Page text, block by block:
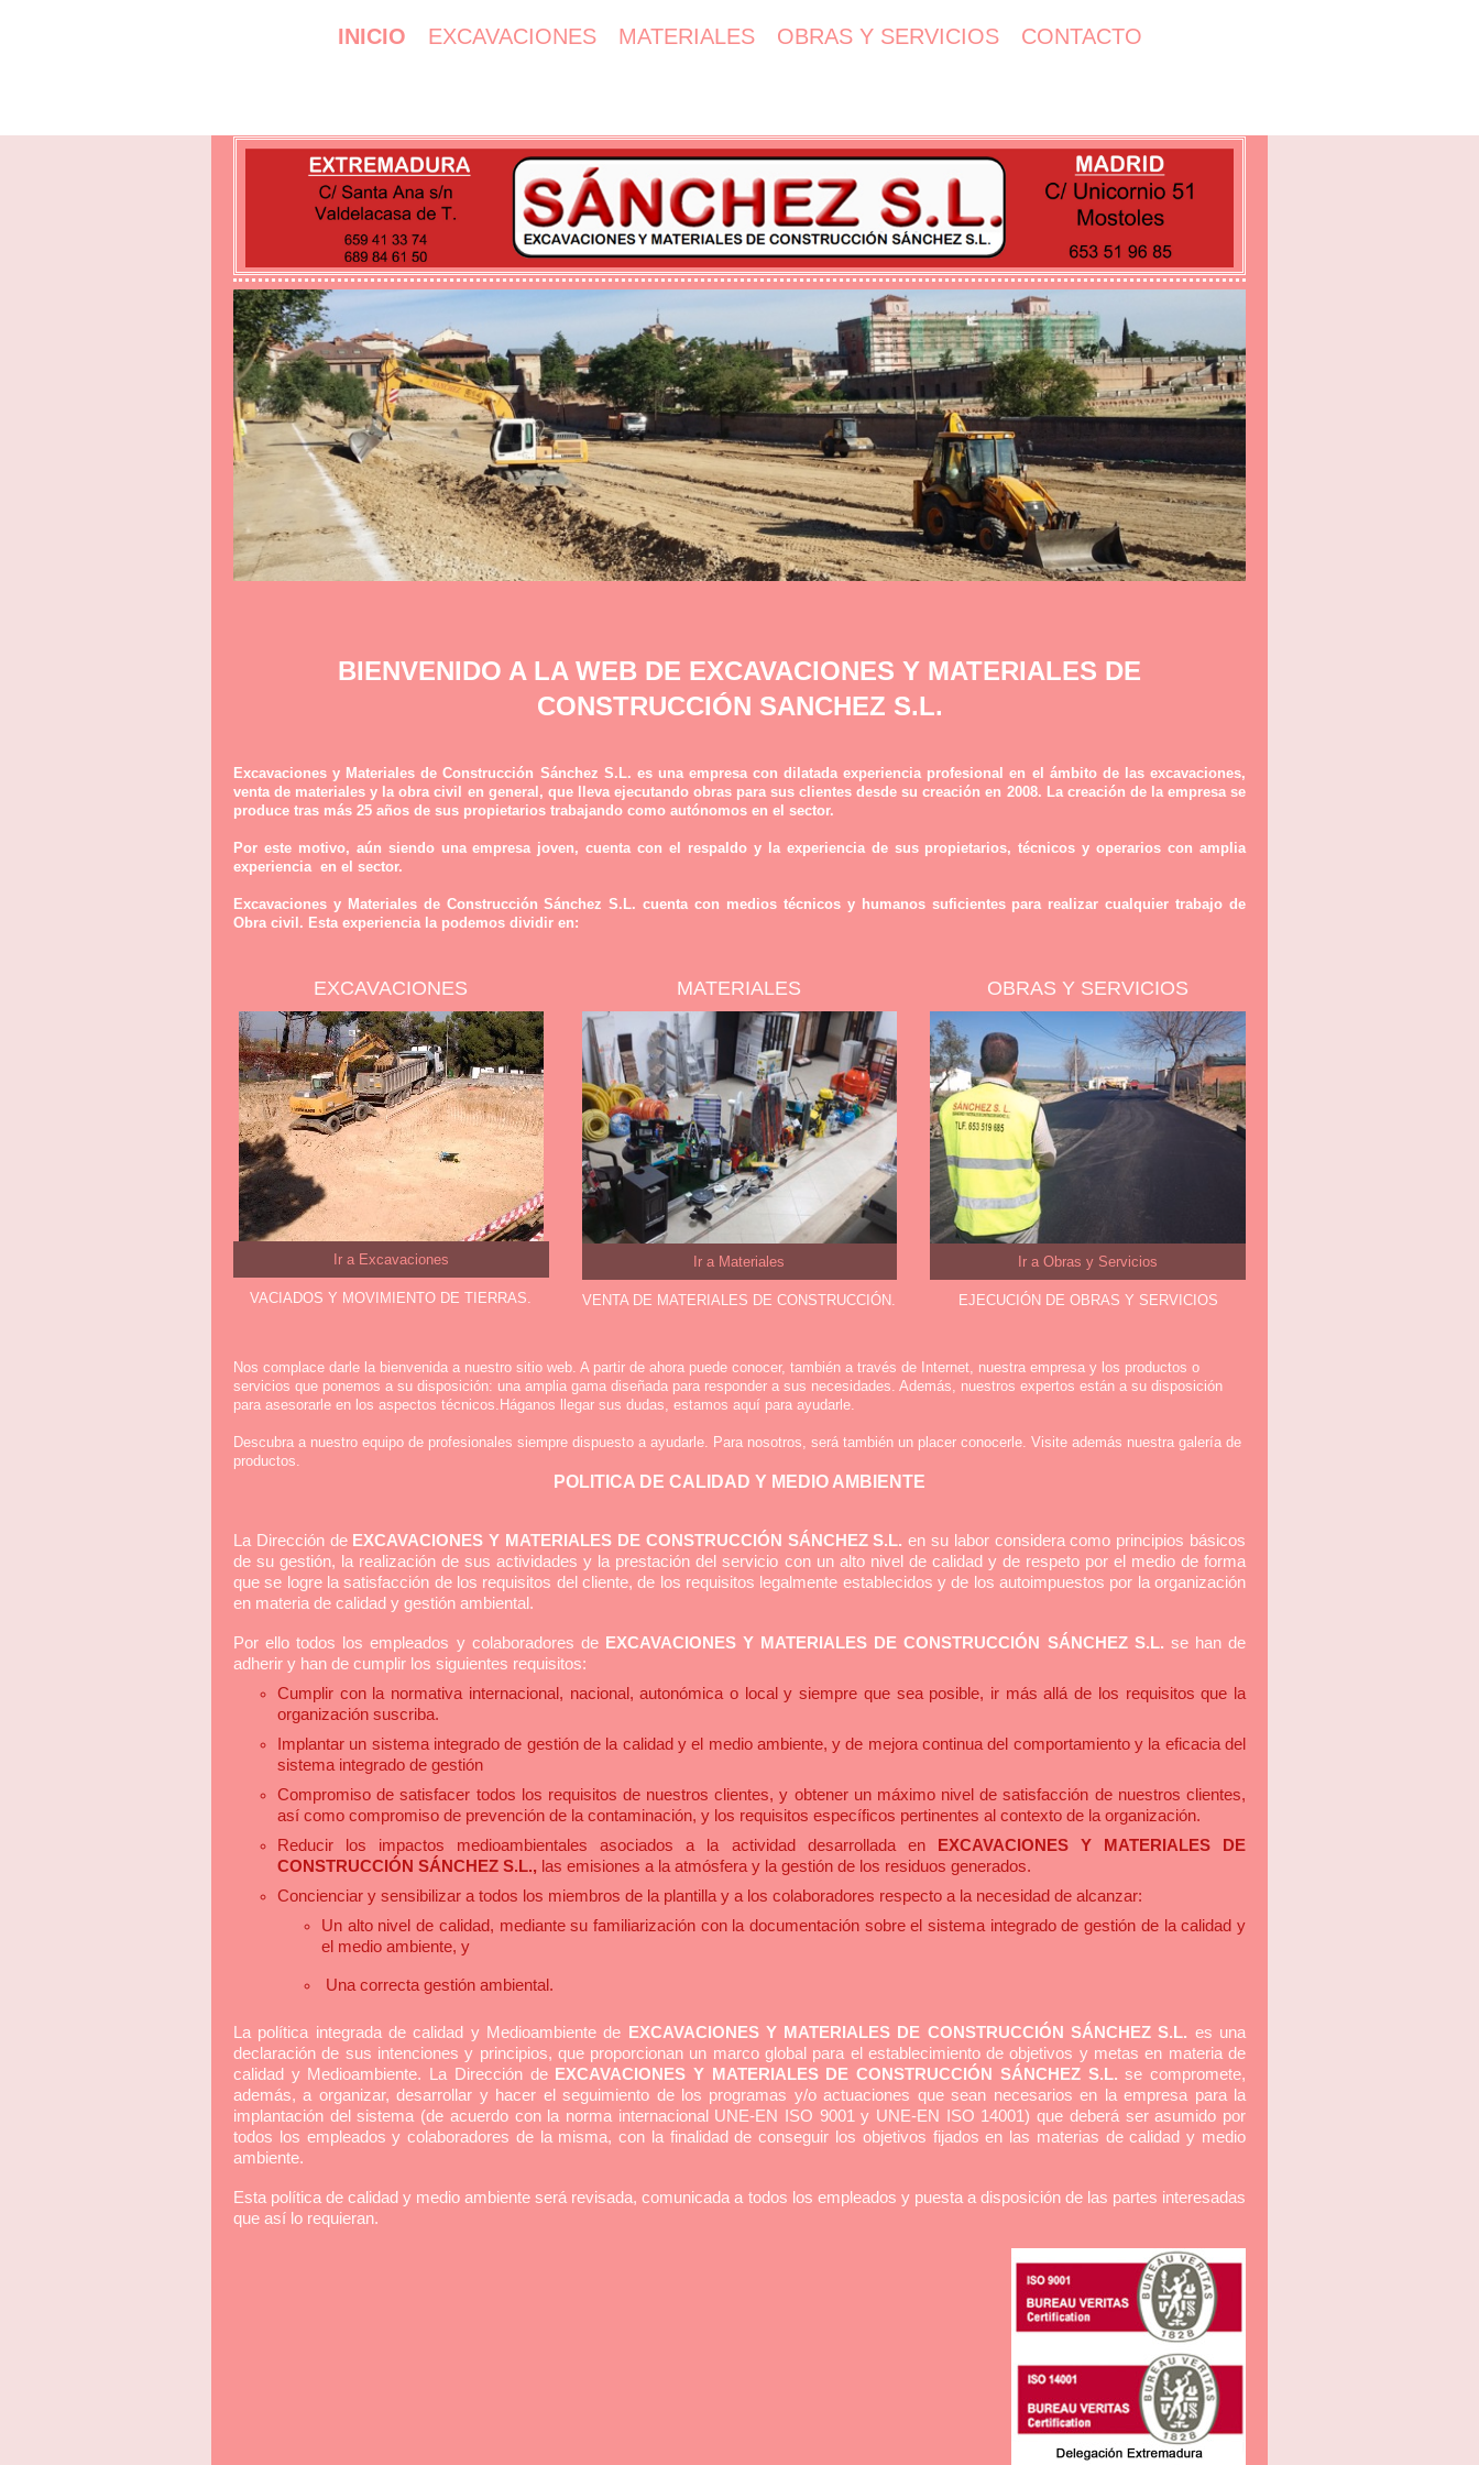
INICIO EXCAVACIONES MATERIALES OBRAS Y SERVICIOS CONTACTO
BIENVENIDO A LA WEB DE EXCAVACIONES Y MATERIALES DE
CONSTRUCCIÓN SANCHEZ S.L.
Excavaciones y Materiales de Construcción Sánchez S.L. es una empresa con dilatada experiencia profesional en el ámbito de las excavaciones,
venta de materiales y la obra civil en general, que lleva ejecutando obras para sus clientes desde su creación en 2008. La creación de la empresa se
produce tras más 25 años de sus propietarios trabajando como autónomos en el sector.
Por este motivo, aún siendo una empresa joven, cuenta con el respaldo y la experiencia de sus propietarios, técnicos y operarios con amplia
experiencia  en el sector.
Excavaciones y Materiales de Construcción Sánchez S.L. cuenta con medios técnicos y humanos suficientes para realizar cualquier trabajo de
Obra civil. Esta experiencia la podemos dividir en:
EXCAVACIONES
Ir a Excavaciones
VACIADOS Y MOVIMIENTO DE TIERRAS.
MATERIALES
Ir a Materiales
VENTA DE MATERIALES DE CONSTRUCCIÓN.
OBRAS Y SERVICIOS
Ir a Obras y Servicios
EJECUCIÓN DE OBRAS Y SERVICIOS
Nos complace darle la bienvenida a nuestro sitio web. A partir de ahora puede conocer, también a través de Internet, nuestra empresa y los productos o
servicios que ponemos a su disposición: una amplia gama diseñada para responder a sus necesidades. Además, nuestros expertos están a su disposición
para asesorarle en los aspectos técnicos.Háganos llegar sus dudas, estamos aquí para ayudarle.
Descubra a nuestro equipo de profesionales siempre dispuesto a ayudarle. Para nosotros, será también un placer conocerle. Visite además nuestra galería de
productos.
POLITICA DE CALIDAD Y MEDIO AMBIENTE
La Dirección de EXCAVACIONES Y MATERIALES DE CONSTRUCCIÓN SÁNCHEZ S.L. en su labor considera como principios básicos
de su gestión, la realización de sus actividades y la prestación del servicio con un alto nivel de calidad y de respeto por el medio de forma
que se logre la satisfacción de los requisitos del cliente, de los requisitos legalmente establecidos y de los autoimpuestos por la organización
en materia de calidad y gestión ambiental.
Por ello todos los empleados y colaboradores de EXCAVACIONES Y MATERIALES DE CONSTRUCCIÓN SÁNCHEZ S.L. se han de
adherir y han de cumplir los siguientes requisitos:
Cumplir con la normativa internacional, nacional, autonómica o local y siempre que sea posible, ir más allá de los requisitos que la
organización suscriba.
Implantar un sistema integrado de gestión de la calidad y el medio ambiente, y de mejora continua del comportamiento y la eficacia del
sistema integrado de gestión
Compromiso de satisfacer todos los requisitos de nuestros clientes, y obtener un máximo nivel de satisfacción de nuestros clientes,
así como compromiso de prevención de la contaminación, y los requisitos específicos pertinentes al contexto de la organización.
Reducir los impactos medioambientales asociados a la actividad desarrollada en
EXCAVACIONES Y MATERIALES DE
CONSTRUCCIÓN SÁNCHEZ S.L., las emisiones a la atmósfera y la gestión de los residuos generados.
Concienciar y sensibilizar a todos los miembros de la plantilla y a los colaboradores respecto a la necesidad de alcanzar:
Un alto nivel de calidad, mediante su familiarización con la documentación sobre el sistema integrado de gestión de la calidad y
el medio ambiente, y
Una correcta gestión ambiental.
La política integrada de calidad y Medioambiente de EXCAVACIONES Y MATERIALES DE CONSTRUCCIÓN SÁNCHEZ S.L. es una
declaración de sus intenciones y principios, que proporcionan un marco global para el establecimiento de objetivos y metas en materia de
calidad y Medioambiente. La Dirección de EXCAVACIONES Y MATERIALES DE CONSTRUCCIÓN SÁNCHEZ S.L. se compromete,
además, a organizar, desarrollar y hacer el seguimiento de los programas y/o actuaciones que sean necesarios en la empresa para la
implantación del sistema (de acuerdo con la norma internacional UNE-EN ISO 9001 y UNE-EN ISO 14001) que deberá ser asumido por
todos los empleados y colaboradores de la misma, con la finalidad de conseguir los objetivos fijados en las materias de calidad y medio
ambiente.
Esta política de calidad y medio ambiente será revisada, comunicada a todos los empleados y puesta a disposición de las partes interesadas
que así lo requieran.